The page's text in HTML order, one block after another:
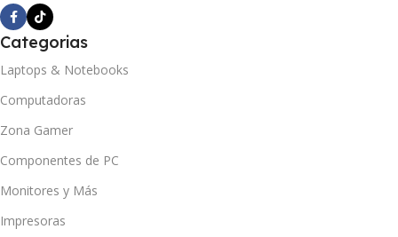
Categorias
Laptops & Notebooks
Computadoras
Zona Gamer
Componentes de PC
Monitores y Más
Impresoras